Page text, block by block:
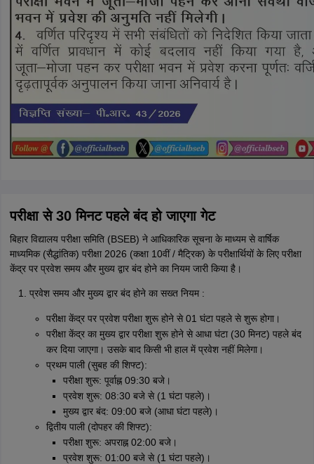
परीक्षा से 30 मिनट पहले बंद हो जाएगा गेट
बिहार विद्यालय परीक्षा समिति (BSEB) ने आधिकारिक सूचना के माध्यम से वार्षिक
माध्यमिक (सैद्धांतिक) परीक्षा 2026 (कक्षा 10वीं / मैट्रिक) के परीक्षार्थियों के लिए परीक्षा
केंद्र पर प्रवेश समय और मुख्य द्वार बंद होने का नियम जारी किया है।
प्रवेश समय और मुख्य द्वार बंद होने का सख्त नियम :
परीक्षा केंद्र पर प्रवेश परीक्षा शुरू होने से 01 घंटा पहले से शुरू होगा।
परीक्षा केंद्र का मुख्य द्वार परीक्षा शुरू होने से आधा घंटा (30 मिनट) पहले बंद
कर दिया जाएगा। उसके बाद किसी भी हाल में प्रवेश नहीं मिलेगा।
प्रथम पाली (सुबह की शिफ्ट):
परीक्षा शुरू: पूर्वाह्न 09:30 बजे।
प्रवेश शुरू: 08:30 बजे से (1 घंटा पहले)।
मुख्य द्वार बंद: 09:00 बजे (आधा घंटा पहले)।
द्वितीय पाली (दोपहर की शिफ्ट):
परीक्षा शुरू: अपराह्न 02:00 बजे।
प्रवेश शुरू: 01:00 बजे से (1 घंटा पहले)।